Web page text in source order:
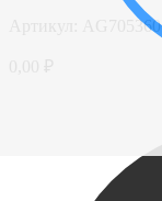
AG705360